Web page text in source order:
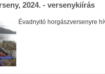
2024. - versenykiírás
Évadnyitó horgászversenyre